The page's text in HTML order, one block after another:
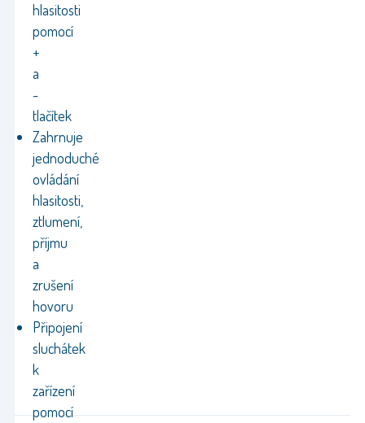
hlasitosti
pomocí
+
a
-
tlačítek
Zahrnuje
jednoduché
ovládání
hlasitosti,
ztlumení,
příjmu
a
zrušení
hovoru
Připojení
sluchátek
k
zařízení
pomocí